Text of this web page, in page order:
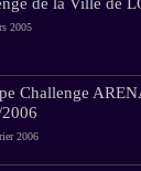
2005
Challenge
2006